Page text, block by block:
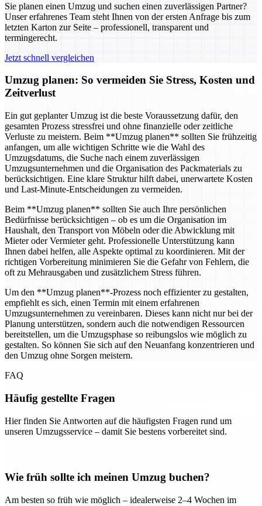
Sie planen einen Umzug und suchen einen zuverlässigen Partner?
Unser erfahrenes Team steht Ihnen von der ersten Anfrage bis zum
letzten Karton zur Seite – professionell, transparent und
termingerecht.
Jetzt schnell vergleichen
Umzug planen: So vermeiden Sie Stress, Kosten und
Zeitverlust
Ein gut geplanter Umzug ist die beste Voraussetzung dafür, den
gesamten Prozess stressfrei und ohne finanzielle oder zeitliche
Verluste zu meistern. Beim **Umzug planen** sollten Sie frühzeitig
anfangen, um alle wichtigen Schritte wie die Wahl des
Umzugsdatums, die Suche nach einem zuverlässigen
Umzugsunternehmen und die Organisation des Packmaterials zu
berücksichtigen. Eine klare Struktur hilft dabei, unerwartete Kosten
und Last-Minute-Entscheidungen zu vermeiden.
Beim **Umzug planen** sollten Sie auch Ihre persönlichen
Bedürfnisse berücksichtigen – ob es um die Organisation im
Haushalt, den Transport von Möbeln oder die Abwicklung mit
Mieter oder Vermieter geht. Professionelle Unterstützung kann
Ihnen dabei helfen, alle Aspekte optimal zu koordinieren. Mit der
richtigen Vorbereitung minimieren Sie die Gefahr von Fehlern, die
oft zu Mehrausgaben und zusätzlichem Stress führen.
Um den **Umzug planen**-Prozess noch effizienter zu gestalten,
empfiehlt es sich, einen Termin mit einem erfahrenen
Umzugsunternehmen zu vereinbaren. Dieses kann nicht nur bei der
Planung unterstützen, sondern auch die notwendigen Ressourcen
bereitstellen, um die Umzugsphase so reibungslos wie möglich zu
gestalten. So können Sie sich auf den Neuanfang konzentrieren und
den Umzug ohne Sorgen meistern.
FAQ
Häufig gestellte Fragen
Hier finden Sie Antworten auf die häufigsten Fragen rund um
unseren Umzugsservice – damit Sie bestens vorbereitet sind.
Wie früh sollte ich meinen Umzug buchen?
Am besten so früh wie möglich – idealerweise 2–4 Wochen im